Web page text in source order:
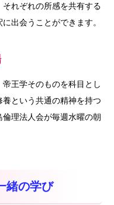
れぞれの所感を共有する
出会うことができます。
王学そのものを科目とし
という共通の精神を持つ
理法人会が毎週水曜の朝
緒の学び